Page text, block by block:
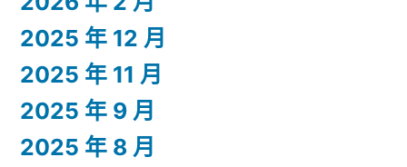
2025 年 12 月
2025 年 11 月
2025 年 9 月
2025 年 8 月